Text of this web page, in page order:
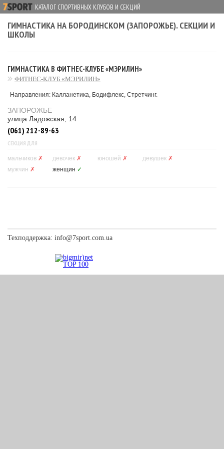
КАТАЛОГ СПОРТИВНЫХ КЛУБОВ И СЕКЦИЙ
ГИМНАСТИКА НА БОРОДИНСКОМ (ЗАПОРОЖЬЕ). СЕКЦИИ И
ШКОЛЫ
ГИМНАСТИКА В ФИТНЕС-КЛУБЕ «МЭРИЛИН»
ФИТНЕС-КЛУБ «МЭРИЛИН»
Направления: Калланетика, Бодифлекс, Стретчинг.
ЗАПОРОЖЬЕ
улица Ладожская, 14
(061) 212-89-63
СЕКЦИЯ ДЛЯ
мальчиков ✗ девочек ✗ юношей ✗ девушек ✗
мужчин ✗ женщин ✓
Техподдержка: info@7sport.com.ua